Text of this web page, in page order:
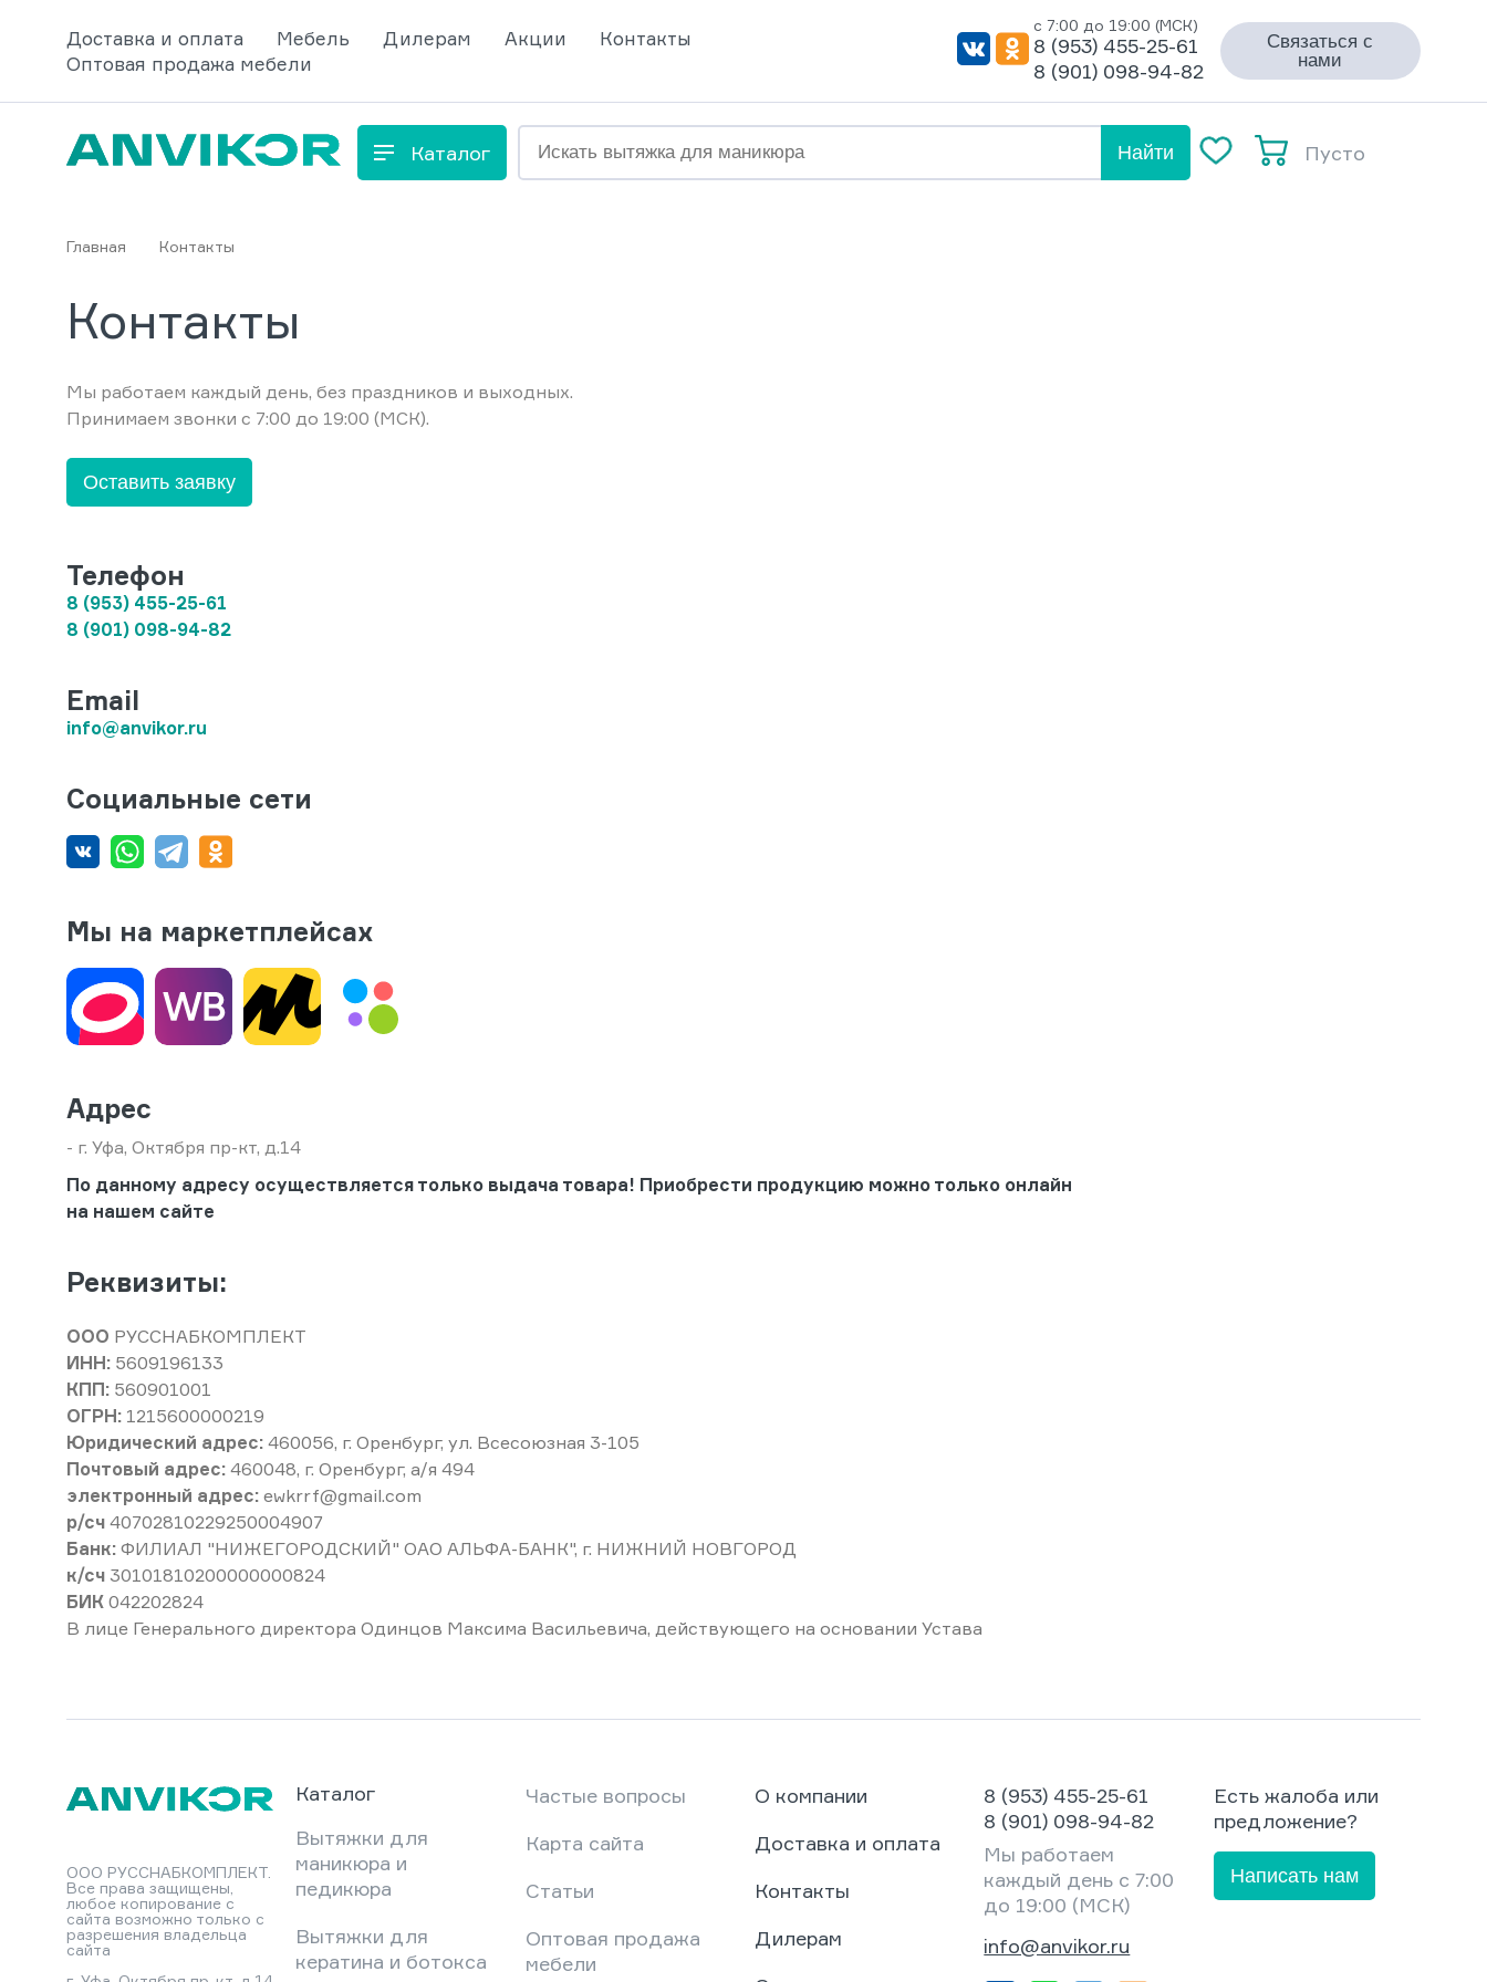
Доставка и оплата Мебель Дилерам Акции
Контакты
Оптовая продажа мебели
с 7:00 до 19:00 (МСК)
8 (953) 455-25-61
8 (901) 098-94-82
Связаться с
нами
Каталог Найти Пусто
Главная Контакты
Контакты
Мы работаем каждый день, без праздников и выходных.
Принимаем звонки с 7:00 до 19:00 (МСК).
Оставить заявку
Телефон
8 (953) 455-25-61
8 (901) 098-94-82
Email
info@anvikor.ru
Социальные сети
Мы на маркетплейсах
Адрес
- г. Уфа, Октября пр-кт, д.14
По данному адресу осуществляется только выдача товара! Приобрести продукцию можно только онлайн
на нашем сайте
Реквизиты:
ООО РУССНАБКОМПЛЕКТ
ИНН: 5609196133
КПП: 560901001
ОГРН: 1215600000219
Юридический адрес: 460056, г. Оренбург, ул. Всесоюзная 3-105
Почтовый адрес: 460048, г. Оренбург, а/я 494
электронный адрес: ewkrrf@gmail.com
р/сч 40702810229250004907
Банк: ФИЛИАЛ "НИЖЕГОРОДСКИЙ" ОАО АЛЬФА-БАНК", г. НИЖНИЙ НОВГОРОД
к/сч 30101810200000000824
БИК 042202824
В лице Генерального директора Одинцов Максима Васильевича, действующего на основании Устава
ООО РУССНАБКОМПЛЕКТ.
Все права защищены,
любое копирование с
сайта возможно только с
разрешения владельца
сайта
Каталог
Вытяжки для
маникюра и
педикюра
Вытяжки для
кератина и ботокса
Частые вопросы
Карта сайта
Статьи
Оптовая продажа
мебели
О компании
Доставка и оплата
Контакты
Дилерам
8 (953) 455-25-61
8 (901) 098-94-82
Мы работаем
каждый день с 7:00
до 19:00 (МСК)
info@anvikor.ru
Есть жалоба или
предложение?
Написать нам